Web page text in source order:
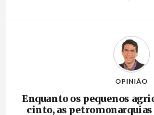
OPINIÃO
Enquanto os pequenos
cinto, as